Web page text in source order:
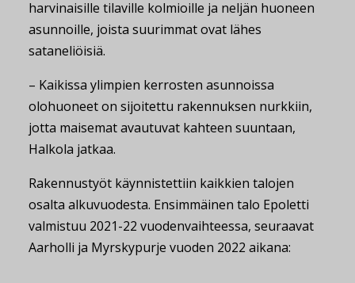
harvinaisille tilaville kolmioille ja neljän huoneen
asunnoille, joista suurimmat ovat lähes
sataneliöisiä.
– Kaikissa ylimpien kerrosten asunnoissa
olohuoneet on sijoitettu rakennuksen nurkkiin,
jotta maisemat avautuvat kahteen suuntaan,
Halkola jatkaa.
Rakennustyöt käynnistettiin kaikkien talojen
osalta alkuvuodesta. Ensimmäinen talo Epoletti
valmistuu 2021-22 vuodenvaihteessa, seuraavat
Aarholli ja Myrskypurje vuoden 2022 aikana: